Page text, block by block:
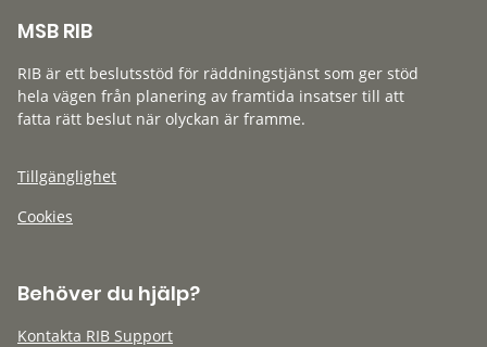
MSB RIB
RIB är ett beslutsstöd för räddningstjänst som ger stöd
hela vägen från planering av framtida insatser till att
fatta rätt beslut när olyckan är framme.
Tillgänglighet
Cookies
Behöver du hjälp?
Kontakta RIB Support